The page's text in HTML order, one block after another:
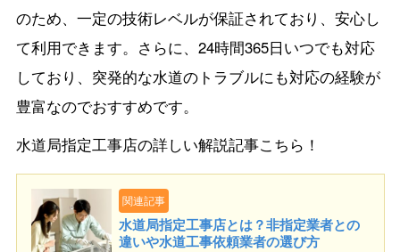
のため、一定の技術レベルが保証されており、安心し
て利用できます。さらに、24時間365日いつでも対応
しており、突発的な水道のトラブルにも対応の経験が
豊富なのでおすすめです。
水道局指定工事店の詳しい解説記事こちら！
関連記事
水道局指定工事店とは？非指定業者との
違いや水道工事依頼業者の選び方